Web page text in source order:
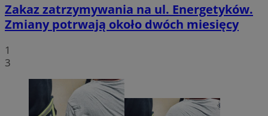
Zakaz zatrzymywania na ul. Energetyków.
Zmiany potrwają około dwóch miesięcy
1
3